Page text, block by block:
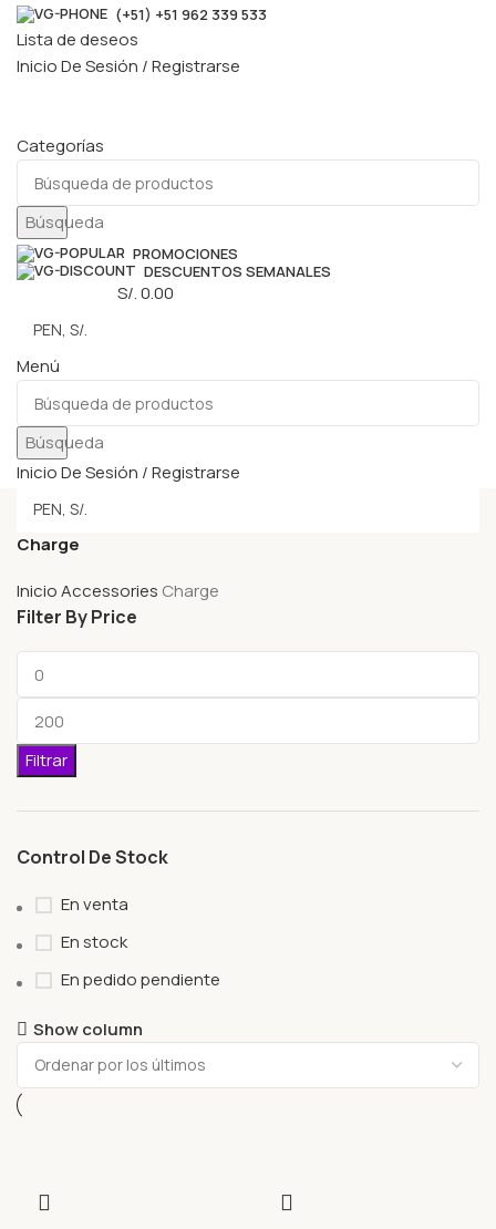
(+51) +51 962 339 533
Lista de deseos
Inicio De Sesión / Registrarse
Categorías
Búsqueda
PROMOCIONES
DESCUENTOS SEMANALES
S/.0.00
Menú
Búsqueda
Inicio De Sesión / Registrarse
Charge
InicioAccessories Charge
Filter By Price
Filtrar
Control De Stock
En venta
En stock
En pedido pendiente
Show column